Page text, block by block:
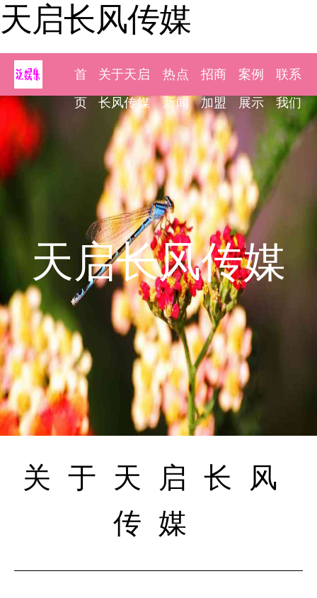
天启长风传媒
首
页
关于天启
长风传媒
热点
新闻
招商
加盟
案例
展示
联系
我们
天启长风传媒
关于天启长风
传媒